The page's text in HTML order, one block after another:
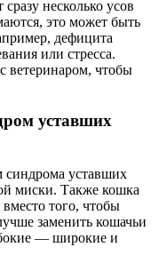
несколько усов
это может быть
дефицита
или стресса.
ветеринаром, чтобы
уставших
синдрома уставших
миски. Также кошка
того, чтобы
заменить кошачьи
— широкие и